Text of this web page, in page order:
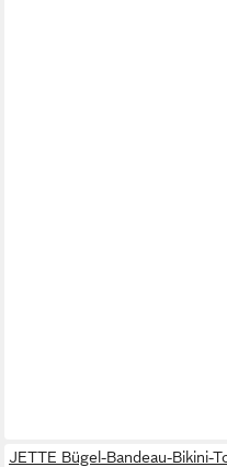
JETTE Bügel-Bandeau-Bikini-